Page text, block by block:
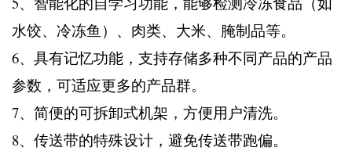
水饺、冷冻鱼）、肉类、大米、腌制品等。
6、具有记忆功能，支持存储多种不同产品的产品
参数，可适应更多的产品群。
7、简便的可拆卸式机架，方便用户清洗。
8、传送带的特殊设计，避免传送带跑偏。